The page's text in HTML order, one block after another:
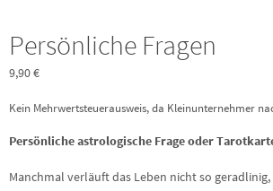
Persönliche Fragen
9,90€
Kein Mehrwertsteuerausweis, da Kleinunternehmer
Persönliche astrologische Frage oder
Manchmal verläuft das Leben nicht so geradlinig,